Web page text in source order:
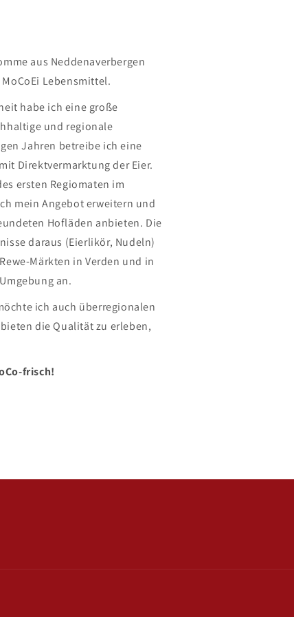
aus Neddenaverbergen
Lebensmittel.
habe ich eine große
und regionale
Jahren betreibe ich eine
Direktvermarktung der Eier.
ersten Regiomaten im
mein Angebot erweitern und
Hofläden anbieten. Die
daraus (Eierlikör, Nudeln)
Märkten in Verden und in
an.
ich auch überregionalen
die Qualität zu erleben,
frisch!